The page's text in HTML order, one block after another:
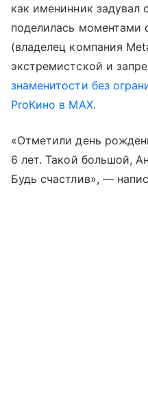
как именинник задувал
поделилась моментами
(владелец компания
экстремистской и
знаменитости без
ProКино в MAX.
«Отметили день
6 лет. Такой большой,
Будь счастлив», —